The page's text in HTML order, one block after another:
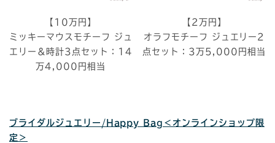
【10万円】
ミッキーマウスモチーフ ジュ
エリー＆時計3点セット：14
万4,000円相当
【2万円】
オラフモチーフ ジュエリー2
点セット：3万5,000円相当
ブライダルジュエリー/Happy Bag＜オンラインショップ限
定＞